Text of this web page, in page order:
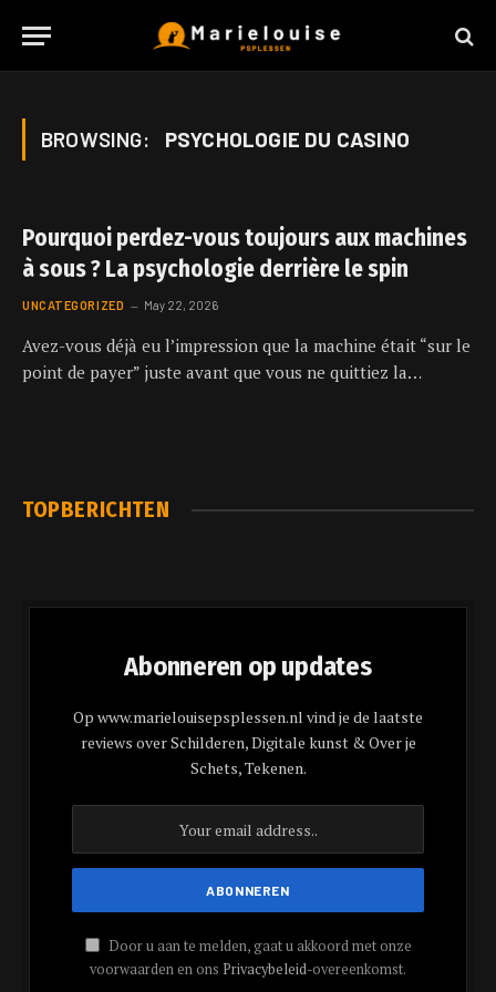
BROWSING: PSYCHOLOGIE DU CASINO
Pourquoi perdez-vous toujours aux machines
à sous ? La psychologie derrière le spin
UNCATEGORIZED May 22, 2026
Avez-vous déjà eu l’impression que la machine était “sur le
point de payer” juste avant que vous ne quittiez la…
TOPBERICHTEN
Abonneren op updates
Op www.marielouisepsplessen.nl vind je de laatste
reviews over Schilderen, Digitale kunst & Over je
Schets, Tekenen.
Door u aan te melden, gaat u akkoord met onze
voorwaarden en ons Privacybeleid-overeenkomst.